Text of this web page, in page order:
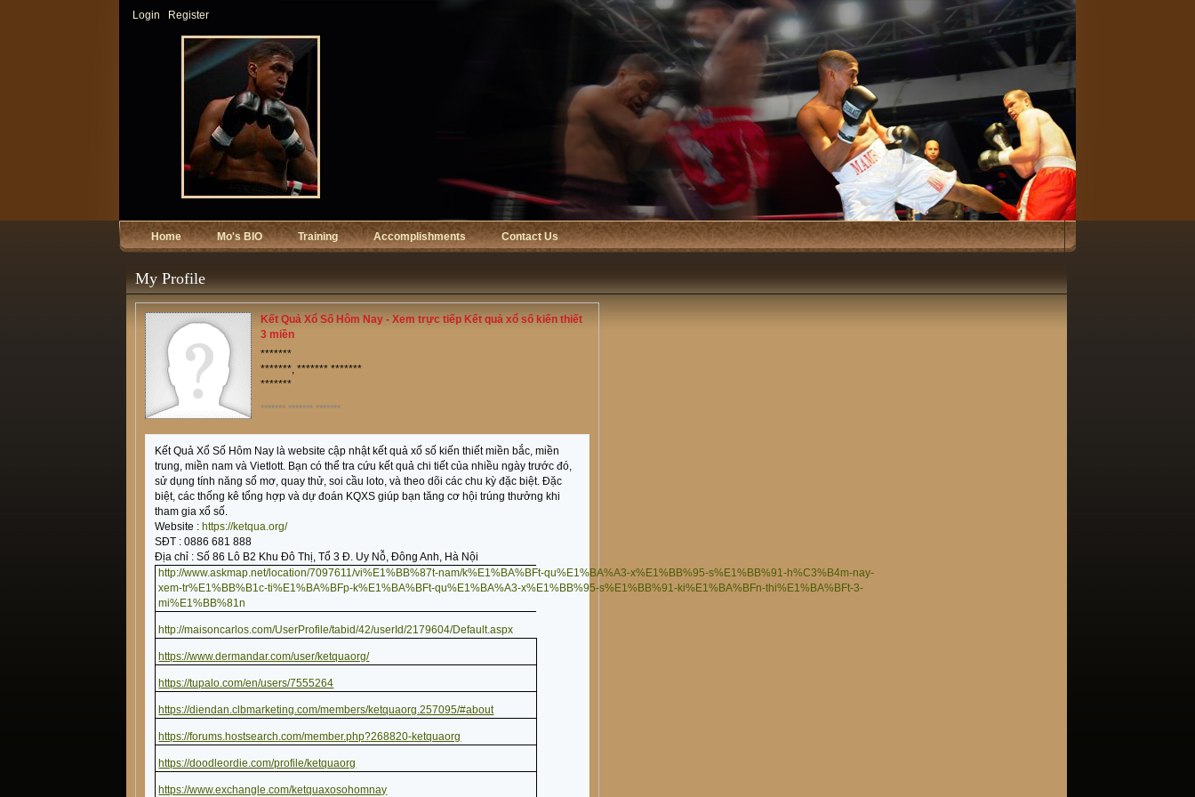
Login Register
Home Mo's BIO Training Accomplishments Contact Us
My Profile
Kết Quả Xổ Số Hôm Nay - Xem trực tiếp Kết quả xổ số kiến thiết
3 miền
*******
*******, ******* *******
*******
******* ******* *******
Kết Quả Xổ Số Hôm Nay là website cập nhật kết quả xổ số kiến thiết miền bắc, miền
trung, miền nam và Vietlott. Bạn có thể tra cứu kết quả chi tiết của nhiều ngày trước đó,
sử dụng tính năng sổ mơ, quay thử, soi cầu loto, và theo dõi các chu kỳ đặc biệt. Đặc
biệt, các thống kê tổng hợp và dự đoán KQXS giúp bạn tăng cơ hội trúng thưởng khi
tham gia xổ số.
Website : https://ketqua.org/
SĐT : 0886 681 888
Địa chỉ : Số 86 Lô B2 Khu Đô Thị, Tổ 3 Đ. Uy Nỗ, Đông Anh, Hà Nội
http://www.askmap.net/location/7097611/vi%E1%BB%87t-nam/k%E1%BA%BFt-qu%E1%BA%A3-x%E1%BB%95-s%E1%BB%91-h%C3%B4m-nay-
xem-tr%E1%BB%B1c-ti%E1%BA%BFp-k%E1%BA%BFt-qu%E1%BA%A3-x%E1%BB%95-s%E1%BB%91-ki%E1%BA%BFn-thi%E1%BA%BFt-3-
mi%E1%BB%81n
http://maisoncarlos.com/UserProfile/tabid/42/userId/2179604/Default.aspx
https://www.dermandar.com/user/ketquaorg/
https://tupalo.com/en/users/7555264
https://diendan.clbmarketing.com/members/ketquaorg.257095/#about
https://forums.hostsearch.com/member.php?268820-ketquaorg
https://doodleordie.com/profile/ketquaorg
https://www.exchangle.com/ketquaxosohomnay